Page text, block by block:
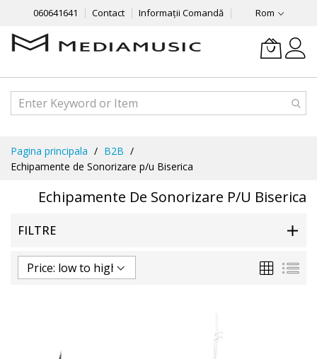
060641641 Contact Informații Comandă Rom
Continut
Pagina principala
B2B
Echipamente de Sonorizare p/u Biserica
Echipamente De Sonorizare P/u Biserica
FILTRE
Grila